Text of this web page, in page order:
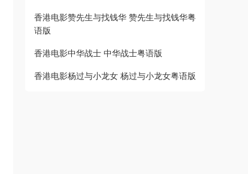
香港电影赞先生与找钱华 赞先生与找钱华粤
语版
香港电影中华战士 中华战士粤语版
香港电影杨过与小龙女 杨过与小龙女粤语版